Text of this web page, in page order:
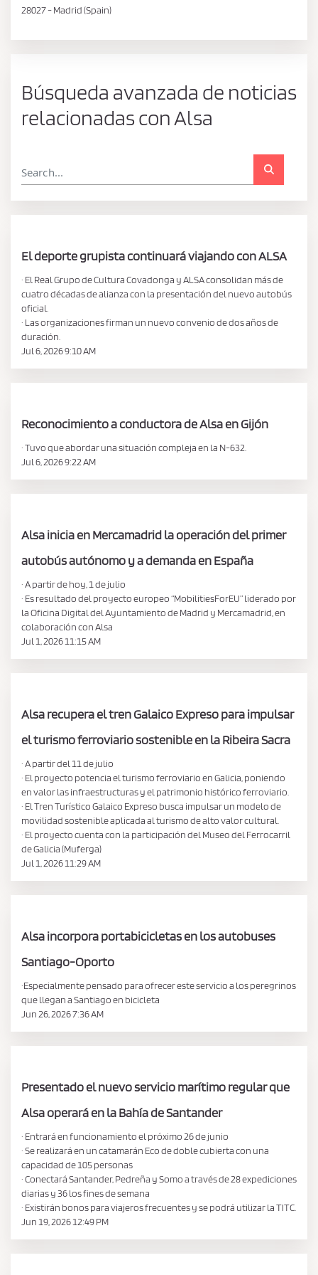
28027 - Madrid (Spain)
Búsqueda avanzada de noticias
relacionadas con Alsa
El deporte grupista continuará viajando con ALSA
· El Real Grupo de Cultura Covadonga y ALSA consolidan más de
cuatro décadas de alianza con la presentación del nuevo autobús
oficial.
· Las organizaciones firman un nuevo convenio de dos años de
duración.
Jul 6, 2026 9:10 AM
Reconocimiento a conductora de Alsa en Gijón
· Tuvo que abordar una situación compleja en la N-632.
Jul 6, 2026 9:22 AM
Alsa inicia en Mercamadrid la operación del primer
autobús autónomo y a demanda en España
· A partir de hoy, 1 de julio
· Es resultado del proyecto europeo “MobilitiesForEU” liderado por
la Oficina Digital del Ayuntamiento de Madrid y Mercamadrid, en
colaboración con Alsa
Jul 1, 2026 11:15 AM
Alsa recupera el tren Galaico Expreso para impulsar
el turismo ferroviario sostenible en la Ribeira Sacra
· A partir del 11 de julio
· El proyecto potencia el turismo ferroviario en Galicia, poniendo
en valor las infraestructuras y el patrimonio histórico ferroviario.
· El Tren Turístico Galaico Expreso busca impulsar un modelo de
movilidad sostenible aplicada al turismo de alto valor cultural.
· El proyecto cuenta con la participación del Museo del Ferrocarril
de Galicia (Muferga)
Jul 1, 2026 11:29 AM
Alsa incorpora portabicicletas en los autobuses
Santiago-Oporto
·Especialmente pensado para ofrecer este servicio a los peregrinos
que llegan a Santiago en bicicleta
Jun 26, 2026 7:36 AM
Presentado el nuevo servicio marítimo regular que
Alsa operará en la Bahía de Santander
· Entrará en funcionamiento el próximo 26 de junio
· Se realizará en un catamarán Eco de doble cubierta con una
capacidad de 105 personas
· Conectará Santander, Pedreña y Somo a través de 28 expediciones
diarias y 36 los fines de semana
· Existirán bonos para viajeros frecuentes y se podrá utilizar la TITC.
Jun 19, 2026 12:49 PM